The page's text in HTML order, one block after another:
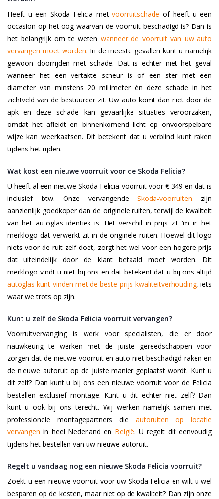
Heeft u een Skoda Felicia metvoorruitschade of heeft u een
occasion op het oog waarvan de voorruit beschadigd is? Dan is
het belangrijk om te weten wanneer de voorruit van uw auto
vervangen moet worden. In de meeste gevallen kunt u namelijk
gewoon doorrijden met schade. Dat is echter niet het geval
wanneer het een vertakte scheur is of een ster met een
diameter van minstens 20 millimeter én deze schade in het
zichtveld van de bestuurder zit. Uw auto komt dan niet door de
apk en deze schade kan gevaarlijke situaties veroorzaken,
omdat het afleidt en binnenkomend licht op onvoorspelbare
wijze kan weerkaatsen. Dit betekent dat u verblind kunt raken
tijdens het rijden.
Wat kost een nieuwe voorruit voor de Skoda Felicia?
U heeft al een nieuwe Skoda Felicia voorruit voor € 349 en dat is
inclusief btw. Onze vervangendeSkoda-voorruiten zijn
aanzienlijk goedkoper dan de originele ruiten, terwijl de kwaliteit
van het autoglas identiek is. Het verschil in prijs zit ‘m in het
merklogo dat verwerkt zit in de originele ruiten. Hoewel dit logo
niets voor de ruit zelf doet, zorgt het wel voor een hogere prijs
dat uiteindelijk door de klant betaald moet worden. Dit
merklogo vindt u niet bij ons en dat betekent dat u bij ons altijd
autoglas kunt vinden met de beste prijs-kwaliteitverhouding, iets
waar we trots op zijn.
Kunt u zelf de Skoda Felicia voorruit vervangen?
Voorruitvervanging is werk voor specialisten, die er door
nauwkeurig te werken met de juiste gereedschappen voor
zorgen dat de nieuwe voorruit en auto niet beschadigd raken en
de nieuwe autoruit op de juiste manier geplaatst wordt. Kunt u
dit zelf? Dan kunt u bij ons een nieuwe voorruit voor de Felicia
bestellen exclusief montage. Kunt u dit echter niet zelf? Dan
kunt u ook bij ons terecht. Wij werken namelijk samen met
professionele montagepartners die autoruiten op locatie
vervangen in heel Nederland en België. U regelt dit eenvoudig
tijdens het bestellen van uw nieuwe autoruit.
Regelt u vandaag nog een nieuwe Skoda Felicia voorruit?
Zoekt u een nieuwe voorruit voor uw Skoda Felicia en wilt u wel
besparen op de kosten, maar niet op de kwaliteit? Dan zijn onze